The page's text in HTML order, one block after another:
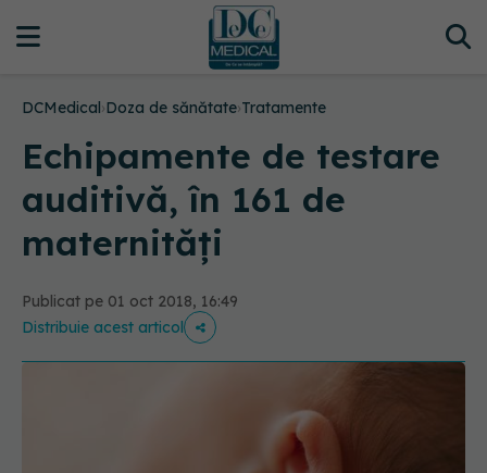
DCMedical›Doza de sănătate›Tratamente
Echipamente de testare
auditivă, în 161 de
maternități
Publicat pe 01 oct 2018, 16:49
Distribuie acest articol